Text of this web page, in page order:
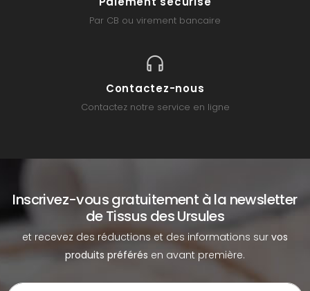
Par CB ou virement bancaire
Contactez-nous
Contactez notre service en ligne
Inscrivez-vous gratuitement à la newsletter
de Tissus des Ursules
et recevez des réductions et des informations sur vos
produits préférés en avant première.